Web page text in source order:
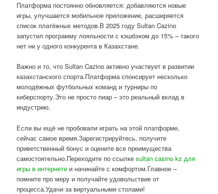
Платформа постоянно обновляется: добавляются новые
игры, улучшается мобильное приложение, расширяется
список платёжных методов.В 2025 году Sultan Cazino
запустил программу лояльности с кэшбэком до 15% – такого
нет ни у одного конкурента в Казахстане.
Важно и то, что Sultan Cazino активно участвует в развитии
казахстанского спорта.Платформа спонсирует несколько
молодёжных футбольных команд и турниры по
киберспорту.Это не просто пиар – это реальный вклад в
индустрию.
Если вы ещё не пробовали играть на этой платформе,
сейчас самое время.Зарегистрируйтесь, получите
приветственный бонус и оцените все преимущества
самостоятельно.Переходите по ссылкеsultan casino kz для
игры в интернете и начинайте с комфортом.Главное –
помните про меру и получайте удовольствие от
процесса.Удачи за виртуальными столами!